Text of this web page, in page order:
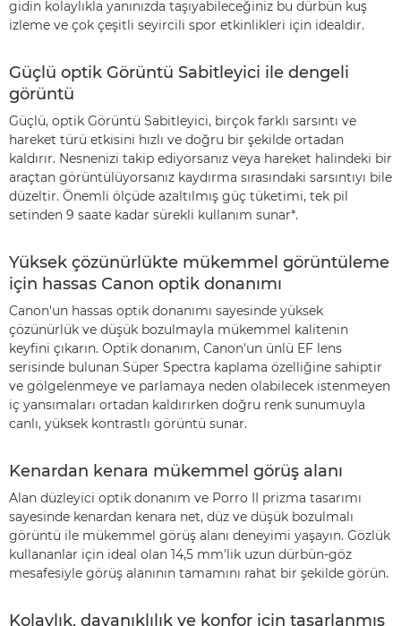
gidin kolaylıkla yanınızda taşıyabileceğiniz bu dürbün kuş
izleme ve çok çeşitli seyircili spor etkinlikleri için idealdir.
Güçlü optik Görüntü Sabitleyici ile dengeli
görüntü
Güçlü, optik Görüntü Sabitleyici, birçok farklı sarsıntı ve
hareket türü etkisini hızlı ve doğru bir şekilde ortadan
kaldırır. Nesnenizi takip ediyorsanız veya hareket halindeki bir
araçtan görüntülüyorsanız kaydırma sırasındaki sarsıntıyı bile
düzeltir. Önemli ölçüde azaltılmış güç tüketimi, tek pil
setinden 9 saate kadar sürekli kullanım sunar*.
Yüksek çözünürlükte mükemmel görüntüleme
için hassas Canon optik donanımı
Canon'un hassas optik donanımı sayesinde yüksek
çözünürlük ve düşük bozulmayla mükemmel kalitenin
keyfini çıkarın. Optik donanım, Canon'un ünlü EF lens
serisinde bulunan Süper Spectra kaplama özelliğine sahiptir
ve gölgelenmeye ve parlamaya neden olabilecek istenmeyen
iç yansımaları ortadan kaldırırken doğru renk sunumuyla
canlı, yüksek kontrastlı görüntü sunar.
Kenardan kenara mükemmel görüş alanı
Alan düzleyici optik donanım ve Porro II prizma tasarımı
sayesinde kenardan kenara net, düz ve düşük bozulmalı
görüntü ile mükemmel görüş alanı deneyimi yaşayın. Gözlük
kullananlar için ideal olan 14,5 mm'lik uzun dürbün-göz
mesafesiyle görüş alanının tamamını rahat bir şekilde görün.
Kolaylık, dayanıklılık ve konfor için tasarlanmış